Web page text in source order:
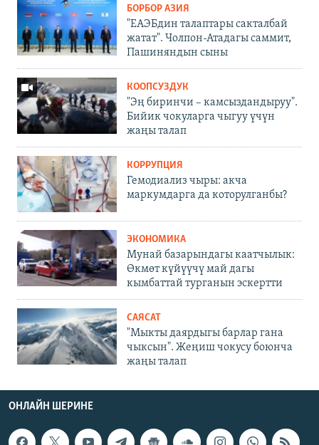
БОРБОР АЗИЯ
"ЕАЭБдин талаптары сакталбай
жатат". Чолпон-Атадагы саммит,
Пашиняндын сыны
КООПСУЗДУК
"Эң биринчи – камсыздандыруу".
Бийик чокуларга чыгуу үчүн
жаңы талап
КОРРУПЦИЯ
Гемодиализ чыры: акча
маркумдарга да которулганбы?
ЭКОНОМИКА
Мунай базарындагы каатчылык:
Өкмөт күйүүчү май дагы
кымбаттай турганын эскертти
САЯСАТ
"Мыкты даярдыгы барлар гана
чыксын". Жеңиш чокусу боюнча
жаңы талап
ОНЛАЙН ШЕРИНЕ